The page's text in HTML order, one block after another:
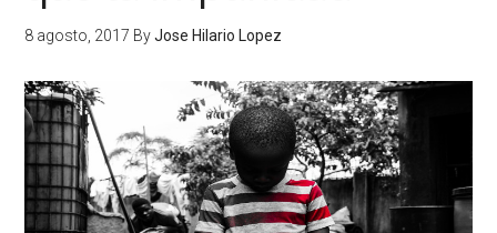
8 agosto, 2017 ByJose Hilario Lopez